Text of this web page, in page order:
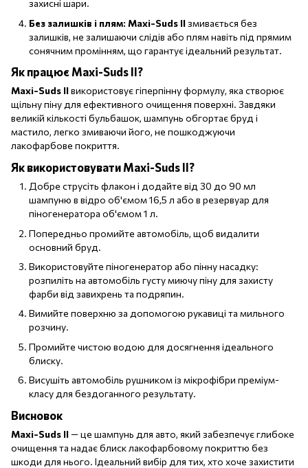
захисні шари.
Без залишків і плям: Maxi-Suds IIзмивається без
залишків, не залишаючи слідів або плям навіть під прямим
сонячним промінням, що гарантує ідеальний результат.
Як працює Maxi-Suds II?
Maxi-Suds IIвикористовує гіперпінну формулу, яка створює
щільну піну для ефективного очищення поверхні. Завдяки
великій кількості бульбашок, шампунь обгортає бруд і
мастило, легко змиваючи його, не пошкоджуючи
лакофарбове покриття.
Як використовувати Maxi-Suds II?
Добре струсіть флакон і додайте від 30 до 90 мл
шампуню в відро об'ємом 16,5 л або в резервуар для
піногенератора об'ємом 1 л.
Попередньо промийте автомобіль, щоб видалити
основний бруд.
Використовуйте піногенератор або пінну насадку:
розпиліть на автомобіль густу миючу піну для захисту
фарби від завихрень та подряпин.
Вимийте поверхню за допомогою рукавиці та мильного
розчину.
Промийте чистою водою для досягнення ідеального
блиску.
Висушіть автомобіль рушником із мікрофібри преміум-
класу для бездоганного результату.
Висновок
Maxi-Suds II— це шампунь для авто, який забезпечує глибоке
очищення та надає блиск лакофарбовому покриттю без
шкоди для нього. Ідеальний вибір для тих, хто хоче захистити